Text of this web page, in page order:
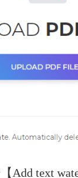
Add text